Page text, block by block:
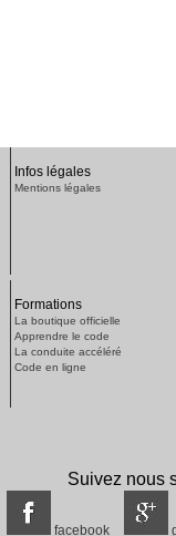
Infos légales
Mentions légales
Formations
La boutique officielle
Apprendre le code
La conduite accéléré
Code en ligne
Suivez nous
facebook